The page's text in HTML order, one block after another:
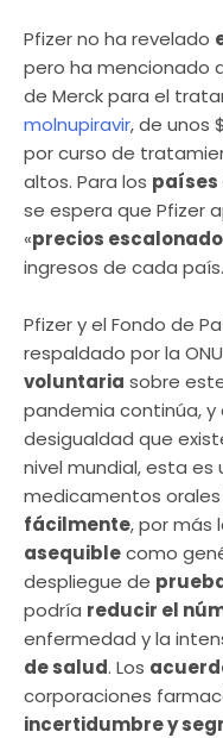
Pfizer no ha revelado
pero ha mencionado
de Merck para el
molnupiravir, de unos
por curso de
altos. Para los países
se espera que Pfizer
«precios
ingresos de cada país.
Pfizer y el Fondo de
respaldado por la
voluntaria sobre
pandemia continúa, y
desigualdad que
nivel mundial, esta es
medicamentos orales
fácilmente, por más
asequiblecomo
despliegue de
podría reducir el
enfermedad y la
de salud. Los
corporaciones
incertidumbre y